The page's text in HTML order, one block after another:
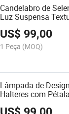
Candelabro de
Luz Suspensa
Interior Luxuosa
US$ 99,00
1 Peça (MOQ)
Lâmpada de
Halteres com